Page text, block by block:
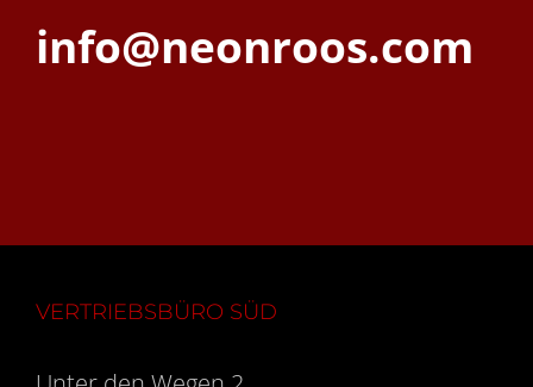
info@neonroos.com
VERTRIEBSBÜRO SÜD